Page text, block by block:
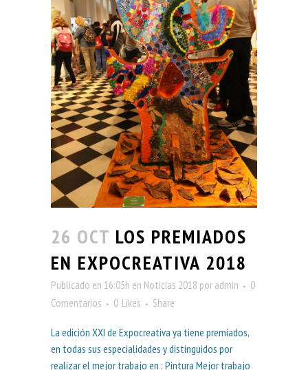
26 OCT LOS PREMIADOS
EN EXPOCREATIVA 2018
Publicado en 16:05h en Noticias 2018 por admin
0
Comentarios
0 Likes Share
La edición XXI de Expocreativa ya tiene premiados,
en todas sus especialidades y distinguidos por
realizar el mejor trabajo en : Pintura Mejor trabajo